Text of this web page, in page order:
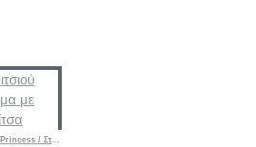
Σετ Βάπτισης Κοριτσιού Little Princess / Στέμμα με Ζωγραφισμένη Βαλίτσα